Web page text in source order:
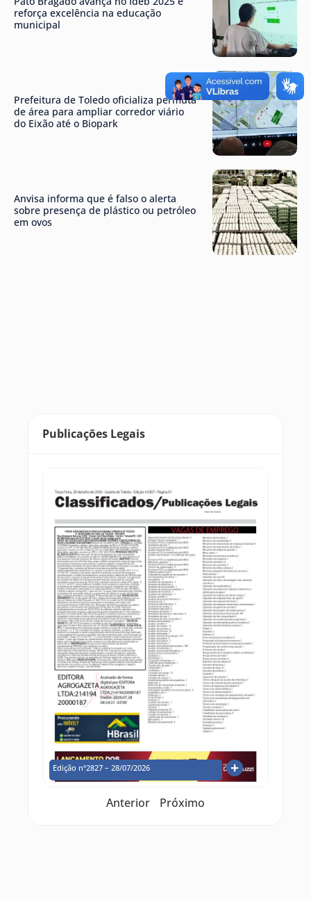
reforça excelência na educação
municipal
Prefeitura de Toledo oficializa permuta
de área para ampliar corredor viário
do Eixão até o Biopark
Anvisa informa que é falso o alerta
sobre presença de plástico ou petróleo
em ovos
Publicações Legais
Edição nº2827 – 28/07/2026
Anterior Próximo